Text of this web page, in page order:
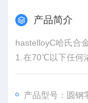
产品简介
hastelloyC哈氏合
1.在70℃以下任何
m/a；
产品型号：圆钢